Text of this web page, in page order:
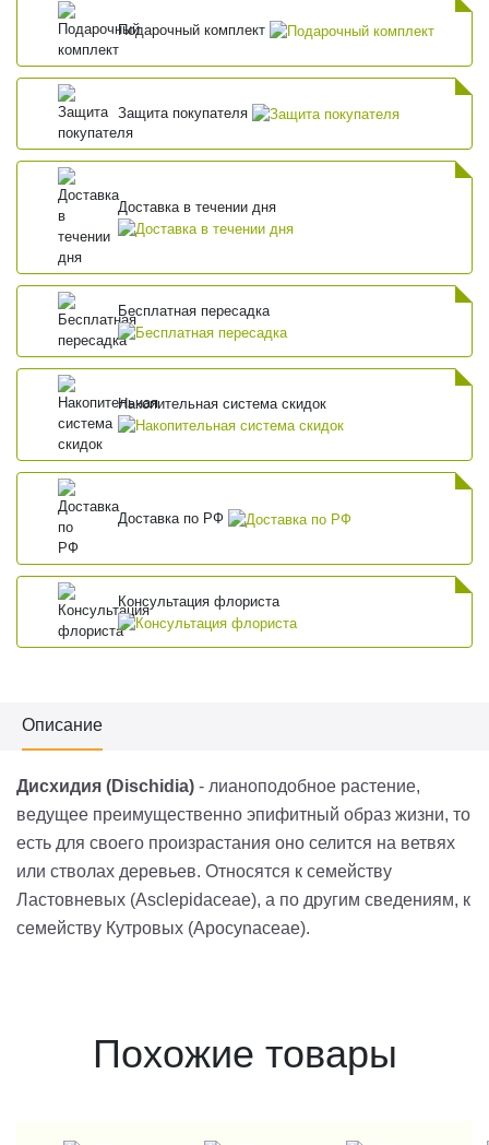
Подарочный комплект
Защита покупателя
Доставка в течении дня
Бесплатная пересадка
Накопительная система скидок
Доставка по РФ
Консультация флориста
Описание
Дисхидия (Dischidia) - лианоподобное растение,
ведущее преимущественно эпифитный образ жизни, то
есть для своего произрастания оно селится на ветвях
или стволах деревьев. Относятся к семейству
Ластовневых (Asclepidaceae), а по другим сведениям, к
семейству Кутровых (Apocynaceae).
Похожие товары